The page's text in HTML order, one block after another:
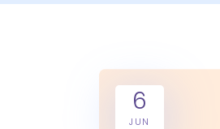
6
JUN